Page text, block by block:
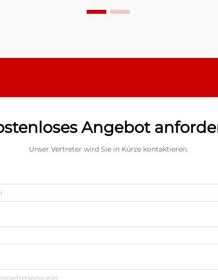
für Automobilingenieure zu einer
Angebot
Unser Vertreter wird Sie in Kürze kontaktieren.